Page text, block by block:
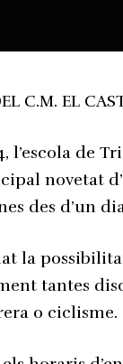
C.M. EL
l’escola de
novetat
des d’un
la
tantes
o